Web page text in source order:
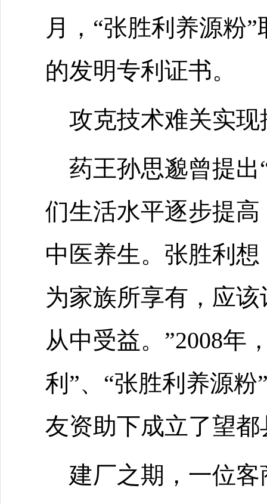
月，“张胜利养源粉
的发明专利证书。
攻克技术难关实现
药王孙思邈曾提出
们生活水平逐步提
中医养生。张胜利
为家族所享有，应
从中受益。”2008年
利”、“张胜利养源
友资助下成立了望
建厂之期，一位客